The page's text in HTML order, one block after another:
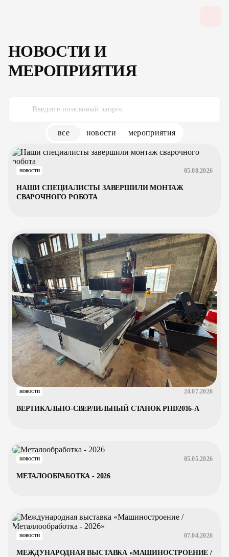
НОВОСТИ И
МЕРОПРИЯТИЯ
все новости мероприятия
НОВОСТИ 05.08.2026
НАШИ СПЕЦИАЛИСТЫ ЗАВЕРШИЛИ МОНТАЖ
СВАРОЧНОГО РОБОТА
НОВОСТИ 24.07.2026
ВЕРТИКАЛЬНО-СВЕРЛИЛЬНЫЙ СТАНОК PHD2016-A
НОВОСТИ 05.05.2026
МЕТАЛООБРАБОТКА - 2026
НОВОСТИ 07.04.2026
МЕЖДУНАРОДНАЯ ВЫСТАВКА «МАШИНОСТРОЕНИЕ /